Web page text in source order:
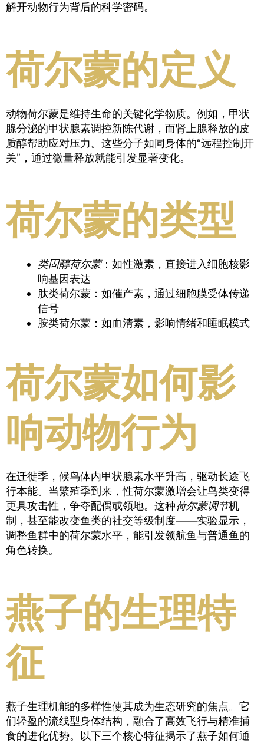
解开动物行为背后的科学密码。
荷尔蒙的定义
动物荷尔蒙是维持生命的关键化学物质。例如，甲状
腺分泌的甲状腺素调控新陈代谢，而肾上腺释放的皮
质醇帮助应对压力。这些分子如同身体的“远程控制开
关”，通过微量释放就能引发显著变化。
荷尔蒙的类型
类固醇荷尔蒙：如性激素，直接进入细胞核影
响基因表达
肽类荷尔蒙：如催产素，通过细胞膜受体传递
信号
胺类荷尔蒙：如血清素，影响情绪和睡眠模式
荷尔蒙如何影
响动物行为
在迁徙季，候鸟体内甲状腺素水平升高，驱动长途飞
行本能。当繁殖季到来，性荷尔蒙激增会让鸟类变得
更具攻击性，争夺配偶或领地。这种荷尔蒙调节机
制，甚至能改变鱼类的社交等级制度——实验显示，
调整鱼群中的荷尔蒙水平，能引发领航鱼与普通鱼的
角色转换。
燕子的生理特
征
燕子生理机能的多样性使其成为生态研究的焦点。它
们轻盈的流线型身体结构，融合了高效飞行与精准捕
食的进化优势。以下三个核心特征揭示了燕子如何通